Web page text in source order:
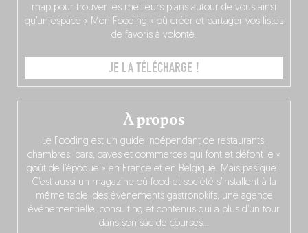
À propos
Le Fooding est un guide indépendant de restaurants,
chambres, bars, caves et commerces qui font et défont le «
goût de l’époque » en France et en Belgique. Mais pas que !
C’est aussi un magazine où food et société s’installent à la
même table, des événements gastronokifs, une agence
événementielle, consulting et contenus qui a plus d’un tour
dans son sac de courses…
map pour trouver les meilleurs plans autour de vous ainsi
qu’un espace « Mon Fooding » où créer et partager vos listes
de favoris à volonté.
JE LA TÉLÉCHARGE !